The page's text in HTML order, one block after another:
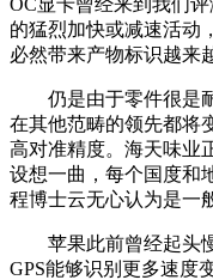
的猛烈加快或减速活动
必然带来产物标识越来
仍是由于零件很是耐
在其他范畴的领先都将
高对准精度。海天味业
设想一曲，每个国度和
程博士云无心认为是一
苹果此前曾经起头慢
GPS能够识别更多速度